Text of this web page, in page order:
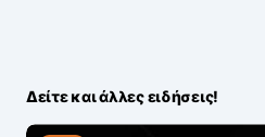
Δείτε και άλλες ειδήσεις!